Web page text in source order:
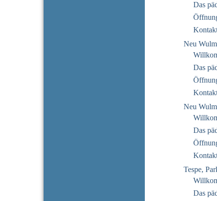
Das
Neu
Das
Neu
Das
Tespe,
Das